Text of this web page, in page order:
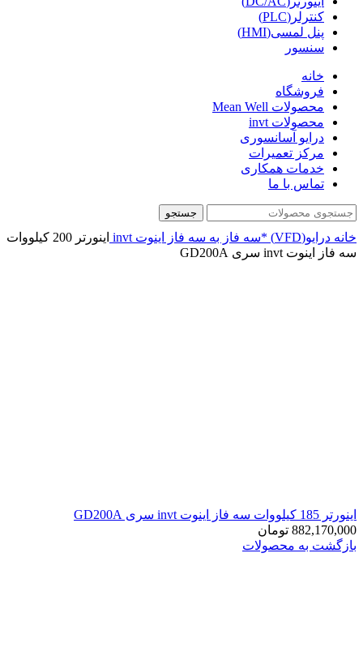
کنترلر(PLC)
پنل لمسی(HMI)
سنسور
خانه
فروشگاه
محصولات Mean Well
محصولات invt
درایو آسانسوری
مرکز تعمیرات
خدمات همکاری
تماس با ما
جستجو
خانه درایو(VFD) *سه فاز به سه فاز اینوت invt
اينورتر 200 کیلووات
سه فاز اینوت invt سری GD200A
اينورتر 185 کیلووات سه فاز اینوت invt سری GD200A
882,170,000 تومان
بازگشت به محصولات